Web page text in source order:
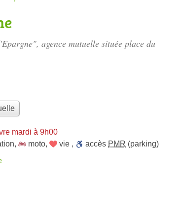
agence mutuelle située place du
mardi à 9h00
, moto, vie , accès PMR (parking)